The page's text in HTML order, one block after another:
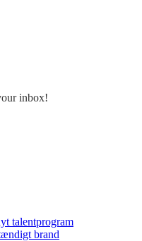
inbox!
talentprogram
brand